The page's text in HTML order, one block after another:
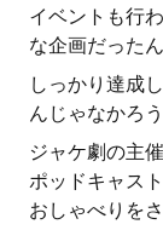
イベントも行
な企画だった
しっかり達成
んじゃなかろ
ジャケ劇の主
ポッドキャス
おしゃべりを